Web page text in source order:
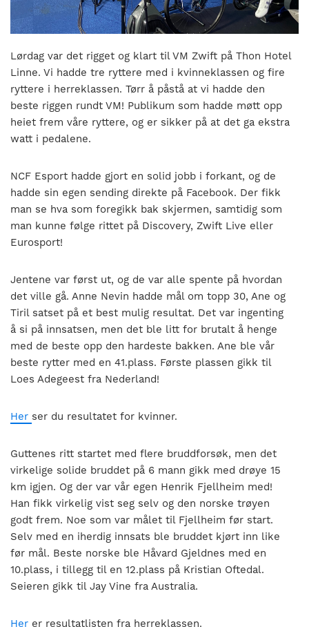
bli
en
folkesport.
Lørdag var det rigget og klart til VM Zwift på Thon Hotel
Linne. Vi hadde tre ryttere med i kvinneklassen og fire
ryttere i herreklassen. Tørr å påstå at vi hadde den
beste riggen rundt VM! Publikum som hadde møtt opp
heiet frem våre ryttere, og er sikker på at det ga ekstra
watt i pedalene.
NCF Esport hadde gjort en solid jobb i forkant, og de
hadde sin egen sending direkte på Facebook. Der fikk
man se hva som foregikk bak skjermen, samtidig som
man kunne følge rittet på Discovery, Zwift Live eller
Eurosport!
Jentene var først ut, og de var alle spente på hvordan
det ville gå. Anne Nevin hadde mål om topp 30, Ane og
Tiril satset på et best mulig resultat. Det var ingenting
å si på innsatsen, men det ble litt for brutalt å henge
med de beste opp den hardeste bakken. Ane ble vår
beste rytter med en 41.plass. Første plassen gikk til
Loes Adegeest fra Nederland!
Her ser du resultatet for kvinner.
Guttenes ritt startet med flere bruddforsøk, men det
virkelige solide bruddet på 6 mann gikk med drøye 15
km igjen. Og der var vår egen Henrik Fjellheim med!
Han fikk virkelig vist seg selv og den norske trøyen
godt frem. Noe som var målet til Fjellheim før start.
Selv med en iherdig innsats ble bruddet kjørt inn like
før mål. Beste norske ble Håvard Gjeldnes med en
10.plass, i tillegg til en 12.plass på Kristian Oftedal.
Seieren gikk til Jay Vine fra Australia.
Her er resultatlisten fra herreklassen.